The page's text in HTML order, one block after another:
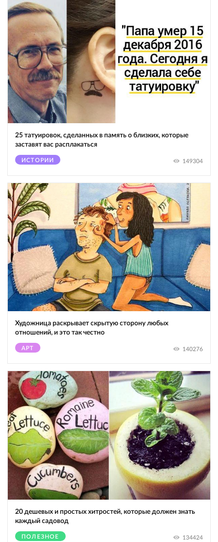
25 татуировок, сделанных в память о близких, которые
заставят вас расплакаться
ИСТОРИИ 149304
Художница раскрывает скрытую сторону любых
отношений, и это так честно
АРТ 140276
20 дешевых и простых хитростей, которые должен знать
каждый садовод
ПОЛЕЗНОЕ 134424